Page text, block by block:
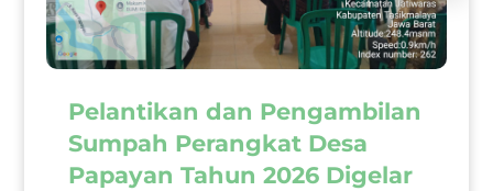
Pelantikan dan Pengambilan
Sumpah Perangkat Desa
Papayan Tahun 2026 Digelar